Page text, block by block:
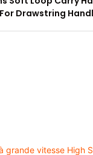
Drawstring